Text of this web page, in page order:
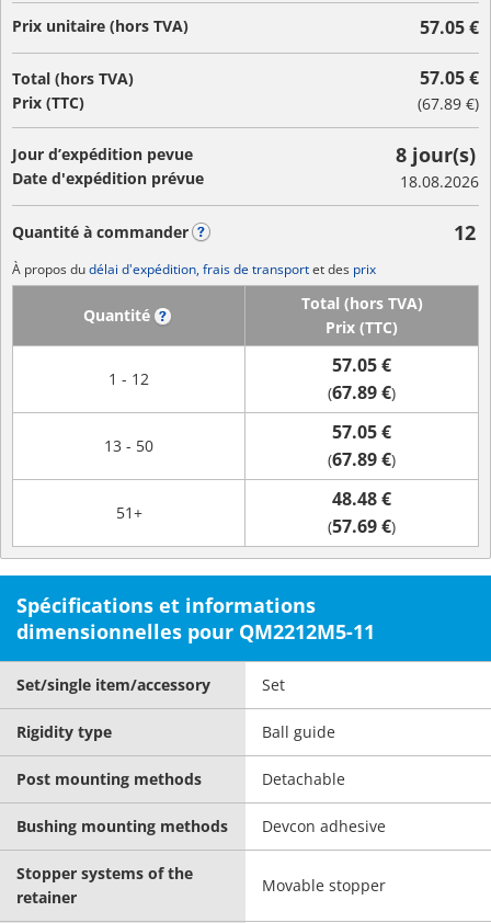
Prix unitaire (hors TVA) 57.05 €
Total (hors TVA)
Prix (TTC)
57.05 €
(67.89 €)
Jour d’expédition pevue
Date d'expédition prévue
8 jour(s)
18.08.2026
Quantité à commander 12
À propos dudélai d'expédition, frais de transportet des prix
Quantité
Total (hors TVA)
Prix (TTC)
1 - 12
57.05 €
(67.89 €)
13 - 50
57.05 €
(67.89 €)
51+
48.48 €
(57.69 €)
Spécifications et informations
dimensionnelles pour QM2212M5-11
Set/single item/accessory Set
Rigidity type Ball guide
Post mounting methods Detachable
Bushing mounting methods Devcon adhesive
Stopper systems of the
retainer
Movable stopper